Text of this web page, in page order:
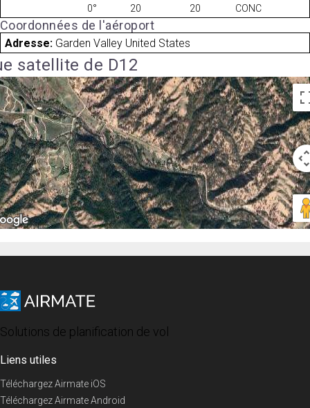
0°
20 20 CONC
Coordonnées de l'aéroport
Adresse: Garden Valley United States
satellite de D12
Solutions de planification de vol
Liens utiles
Téléchargez Airmate iOS
Téléchargez Airmate Android